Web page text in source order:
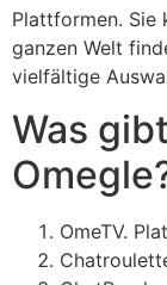
Plattformen. Sie
ganzen Welt
vielfältige
Was
OmeTV.